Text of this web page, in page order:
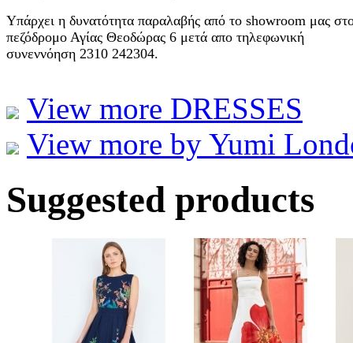
Υπάρχει η δυνατότητα παραλαβής από το showroom μας
πεζόδρομο Αγίας Θεοδώρας 6 μετά απο τηλεφωνική
συνεννόηση 2310 242304.
View more DRESSES
View more by Yumi
Suggested products